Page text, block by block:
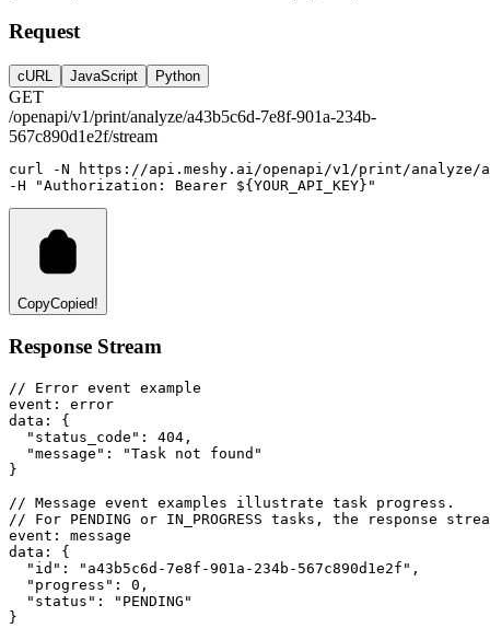
Request
cURL JavaScript Python
GET
/openapi/v1/print/analyze/a43b5c6d-7e8f-901a-234b-
567c890d1e2f/stream
curl -N
https://api.meshy.ai/openapi/v1/print/analyze/
-H
"Authorization: Bearer ${YOUR_API_KEY}"
CopyCopied!
Response Stream
// Error event example
event :
error
data :
{
"status_code" : 404 ,
"message" :
"Task not found"
}
// Message event examples illustrate task progress.
// For PENDING or IN_PROGRESS tasks, the
event :
message
data :
{
"id" : "a43b5c6d-7e8f-901a-234b-567c890d1e2f" ,
"progress" : 0 ,
"status" :
"PENDING"
}